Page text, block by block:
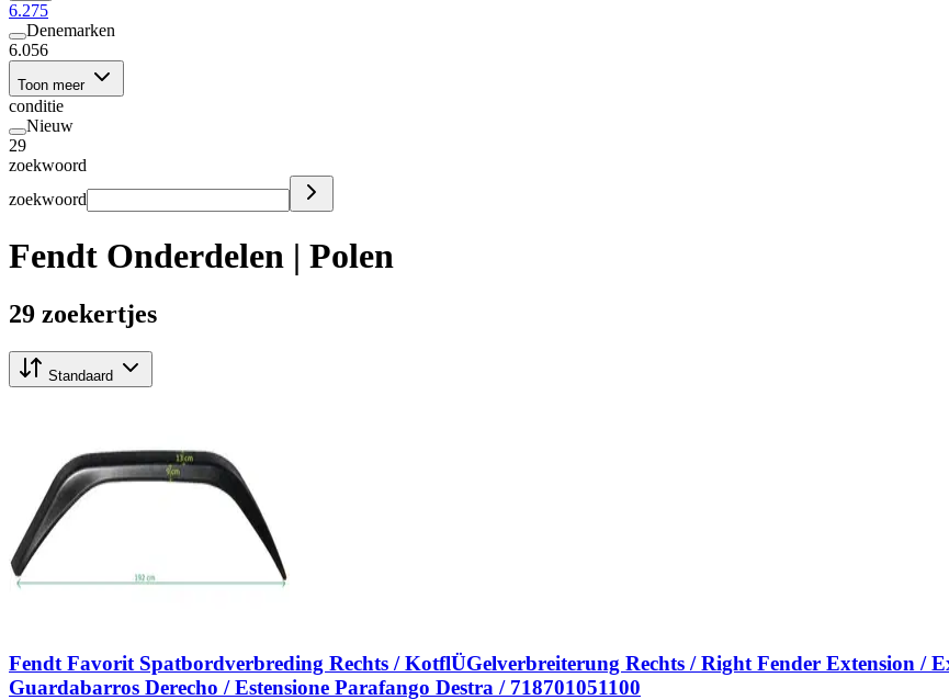
6.275
Denemarken
6.056
Toon meer
conditie
Nieuw
29
zoekwoord
zoekwoord
Fendt Onderdelen | Polen
29 zoekertjes
Standaard
Fendt Favorit Spatbordverbreding Rechts / KotflÜGelverbreiterung Rechts / Right Fender Extension /
Guardabarros Derecho / Estensione Parafango Destra / 718701051100